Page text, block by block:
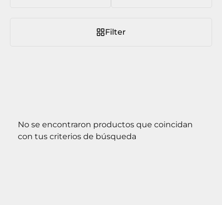
Filter
No se encontraron productos que coincidan
con tus criterios de búsqueda